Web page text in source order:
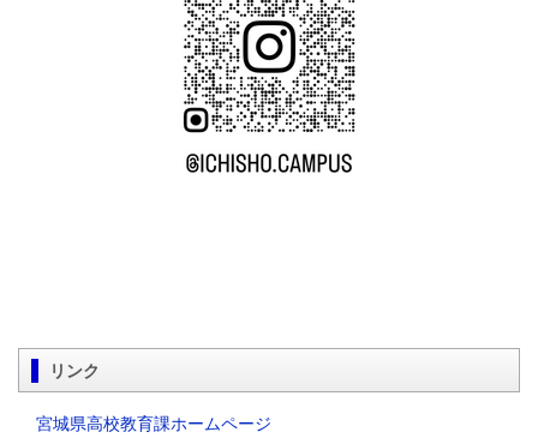
リンク
宮城県高校教育課ホームページ